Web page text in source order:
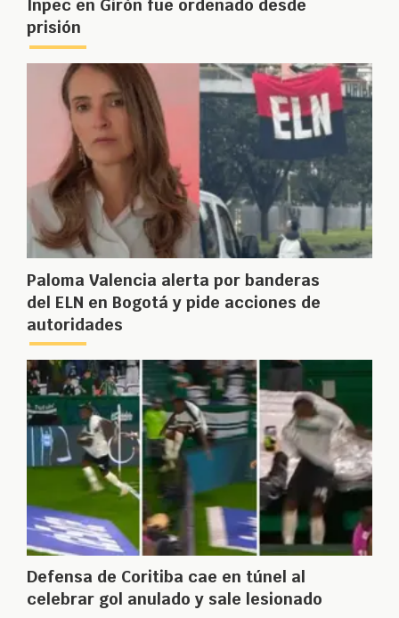
Inpec en Girón fue ordenado desde
prisión
Paloma Valencia alerta por banderas
del ELN en Bogotá y pide acciones de
autoridades
Defensa de Coritiba cae en túnel al
celebrar gol anulado y sale lesionado